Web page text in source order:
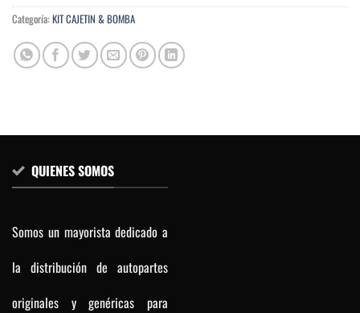
Categoría: KIT CAJETIN & BOMBA
QUIENES SOMOS
Somos un mayorista dedicado a
la distribución de autopartes
originales y genéricas para